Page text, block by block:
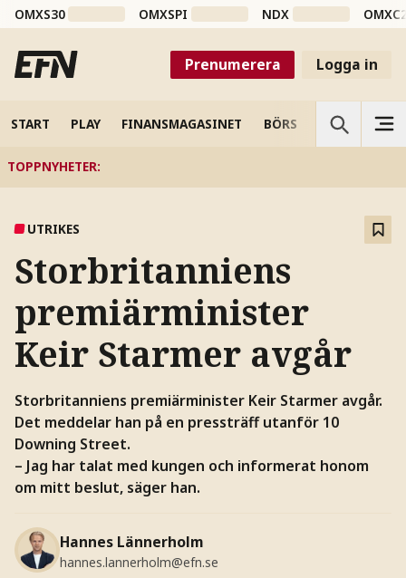
OMXS30 OMXSPI NDX
Prenumerera Logga in
START PLAY FINANSMAGASINET BÖRS VETENSKAP
TOPPNYHETER:
UTRIKES
Storbritanniens
premiärminister
Keir Starmer avgår
Storbritanniens premiärminister Keir Starmer avgår.
Det meddelar han på en pressträff utanför 10
Downing Street.
– Jag har talat med kungen och informerat honom
om mitt beslut, säger han.
Hannes Lännerholm
hannes.lannerholm@efn.se